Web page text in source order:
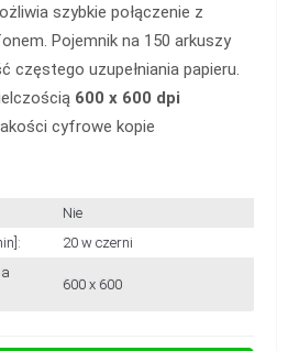
szybkie połączenie z
Pojemnik na 150 arkuszy
częstego uzupełniania papieru.
600 x 600 dpi
cyfrowe kopie
Nie
20 w czerni
600 x 600